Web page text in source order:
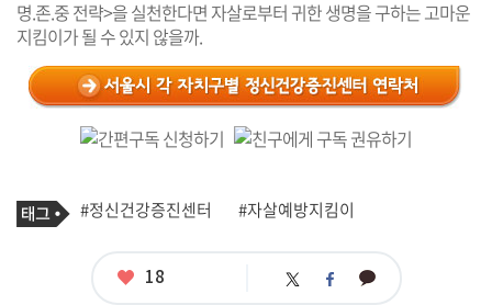
명.존.중 전략>을 실천한다면 자살로부터 귀한 생명을 구하는 고마운
지킴이가 될 수 있지 않을까.
기
사
태
그
#정신건강증진센터 #자살예방지킴이
좋
18 트 페 카